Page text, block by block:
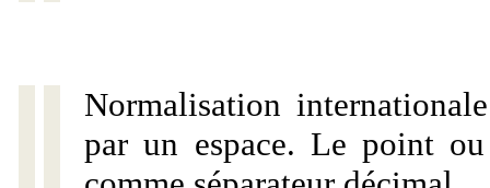
Normalisation
par un espace. Le point